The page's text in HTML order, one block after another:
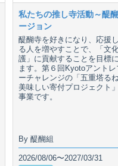
私たちの推し寺活動～醍
ージョン
醍醐寺を好きになり、応援
る人を増やすことで、「文
護」に貢献することを目標
ます。第６回Kyotoアント
ーチャレンジの「五重塔る
美味しい寄付プロジェクト
事業です。
By 醍醐組
2026/08/06〜2027/03/31